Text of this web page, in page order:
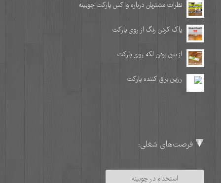
نظرات مشتریان درباره واکس پارکت چوبینه
پاک کردن رنگ از روی پارکت
از بین بردن لکه روی پارکت
رزین براق کننده پارکت
🔻 فرصت‌های شغلی:
استخدام در چوبینه